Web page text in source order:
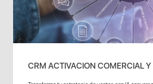
CRM ACTIVACION COMERCIAL